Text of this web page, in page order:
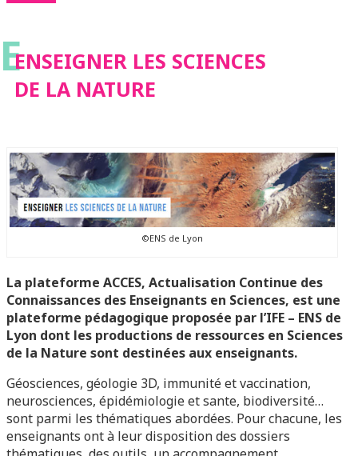
EENSEIGNER LES SCIENCES
DE LA NATURE
©ENS de Lyon
La plateforme ACCES, Actualisation Continue des
Connaissances des Enseignants en Sciences, est une
plateforme pédagogique proposée par l’IFE – ENS de
Lyon dont les productions de ressources en Sciences
de la Nature sont destinées aux enseignants.
Géosciences, géologie 3D, immunité et vaccination,
neurosciences, épidémiologie et sante, biodiversité…
sont parmi les thématiques abordées. Pour chacune, les
enseignants ont à leur disposition des dossiers